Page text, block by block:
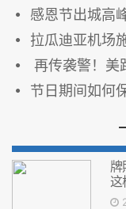
感恩节出城高
拉瓜迪亚机场
再传袭警！美
节日期间如何
牌
这